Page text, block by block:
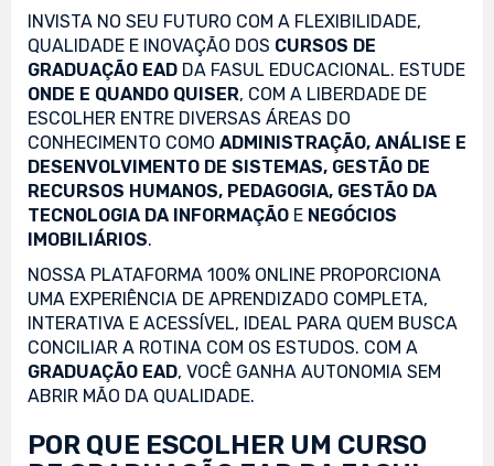
INVISTA NO SEU FUTURO COM A FLEXIBILIDADE,
QUALIDADE E INOVAÇÃO DOS CURSOS DE
GRADUAÇÃO EAD DA FASUL EDUCACIONAL. ESTUDE
ONDE E QUANDO QUISER, COM A LIBERDADE DE
ESCOLHER ENTRE DIVERSAS ÁREAS DO
CONHECIMENTO COMO ADMINISTRAÇÃO, ANÁLISE E
DESENVOLVIMENTO DE SISTEMAS, GESTÃO DE
RECURSOS HUMANOS, PEDAGOGIA, GESTÃO DA
TECNOLOGIA DA INFORMAÇÃO E NEGÓCIOS
IMOBILIÁRIOS.
NOSSA PLATAFORMA 100% ONLINE PROPORCIONA
UMA EXPERIÊNCIA DE APRENDIZADO COMPLETA,
INTERATIVA E ACESSÍVEL, IDEAL PARA QUEM BUSCA
CONCILIAR A ROTINA COM OS ESTUDOS. COM A
GRADUAÇÃO EAD, VOCÊ GANHA AUTONOMIA SEM
ABRIR MÃO DA QUALIDADE.
POR QUE ESCOLHER UM CURSO